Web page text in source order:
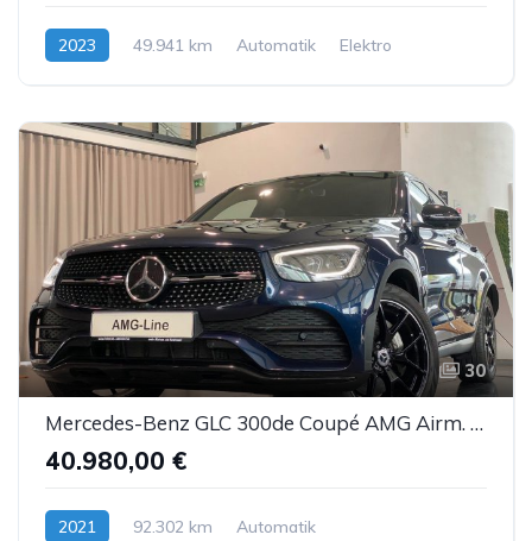
2023 49.941 km Automatik Elektro
30
Mercedes-Benz GLC 300de Coupé AMG Airm. Burm. Sbel HUD DTR AHK
40.980,00 €
2021 92.302 km
Automatik